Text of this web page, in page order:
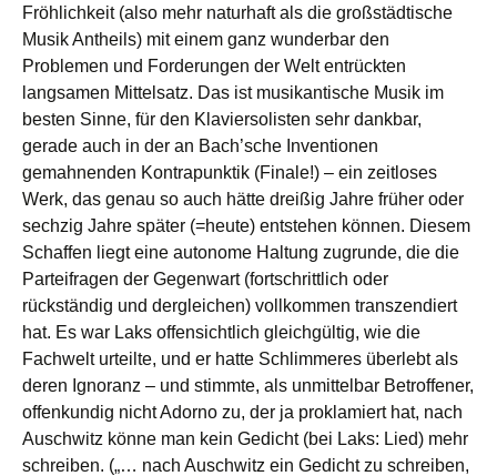
Fröhlichkeit (also mehr naturhaft als die großstädtische
Musik Antheils) mit einem ganz wunderbar den
Problemen und Forderungen der Welt entrückten
langsamen Mittelsatz. Das ist musikantische Musik im
besten Sinne, für den Klaviersolisten sehr dankbar,
gerade auch in der an Bach’sche Inventionen
gemahnenden Kontrapunktik (Finale!) – ein zeitloses
Werk, das genau so auch hätte dreißig Jahre früher oder
sechzig Jahre später (=heute) entstehen können. Diesem
Schaffen liegt eine autonome Haltung zugrunde, die die
Parteifragen der Gegenwart (fortschrittlich oder
rückständig und dergleichen) vollkommen transzendiert
hat. Es war Laks offensichtlich gleichgültig, wie die
Fachwelt urteilte, und er hatte Schlimmeres überlebt als
deren Ignoranz – und stimmte, als unmittelbar Betroffener,
offenkundig nicht Adorno zu, der ja proklamiert hat, nach
Auschwitz könne man kein Gedicht (bei Laks: Lied) mehr
schreiben. („… nach Auschwitz ein Gedicht zu schreiben,